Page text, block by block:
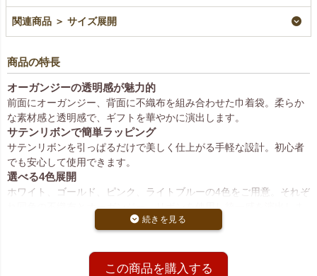
¥8,580税込 名入れ ¥9,130税込
関連商品 ＞ サイズ展開
商品の特長
オーガンジーの透明感が魅力的
前面にオーガンジー、背面に不織布を組み合わせた巾着袋。柔らか
な素材感と透明感で、ギフトを華やかに演出します。
サテンリボンで簡単ラッピング
サテンリボンを引っぱるだけで美しく仕上がる手軽な設計。初心者
でも安心して使用できます。
選べる4色展開
ホワイト、ゴールド、ピンク、ライトブルーの4色をご用意。それぞ
れ同色の不織布とオーガンジー、リボンを使用し統一感を演出しま
マドレーヌ2個や小物ギフトにぴったりの実用的なサイズです。
この商品を購入する